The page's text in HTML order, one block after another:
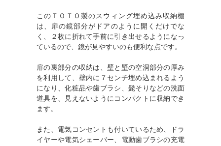
このＴＯＴＯ製のスウィング埋め込み収納棚
は、扉の鏡部分がドアのように開くだけでな
く、２枚に折れて手前に引き出せるようになっ
ているので、鏡が見やすいのも便利な点です。
扉の裏部分の収納は、壁と壁の空洞部分の厚み
を利用して、壁内に７センチ埋め込まれるよう
になり、化粧品や歯ブラシ、髭そりなどの洗面
道具を、見えないようにコンパクトに収納でき
ます。
また、電気コンセントも付いているため、ドラ
イヤーや電気シェーバー、電動歯ブラシの充電